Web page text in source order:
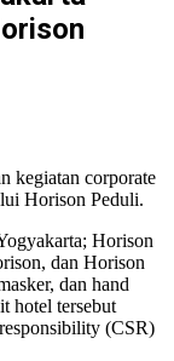
kegiatan corporate
Horison Peduli.
Horison
dan Horison
dan hand
hotel tersebut
(CSR)